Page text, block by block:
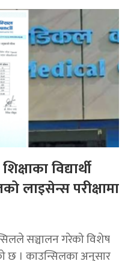
विद्यार्थी
लाइसेन्स परीक्षामा
सञ्चालन गरेको विशेष
छ । काउन्सिलका अनुसार